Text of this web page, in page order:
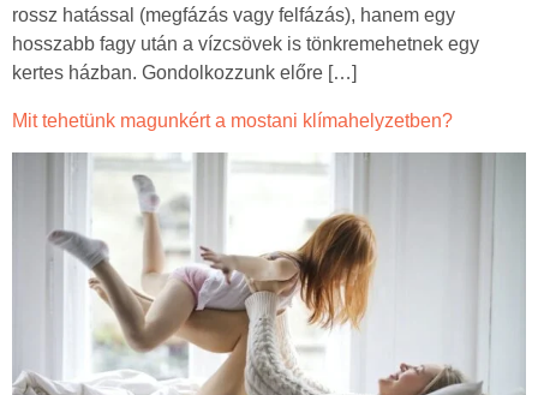
rossz hatással (megfázás vagy felfázás), hanem egy
hosszabb fagy után a vízcsövek is tönkremehetnek egy
kertes házban. Gondolkozzunk előre […]
Mit tehetünk magunkért a mostani klímahelyzetben?